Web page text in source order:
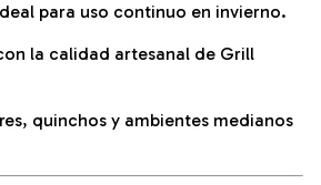
para uso continuo en invierno.
la calidad artesanal de Grill
quinchos y ambientes medianos